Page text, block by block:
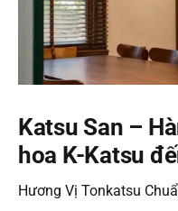
Katsu San –
hoa K-Katsu
Hương Vị Tonkatsu